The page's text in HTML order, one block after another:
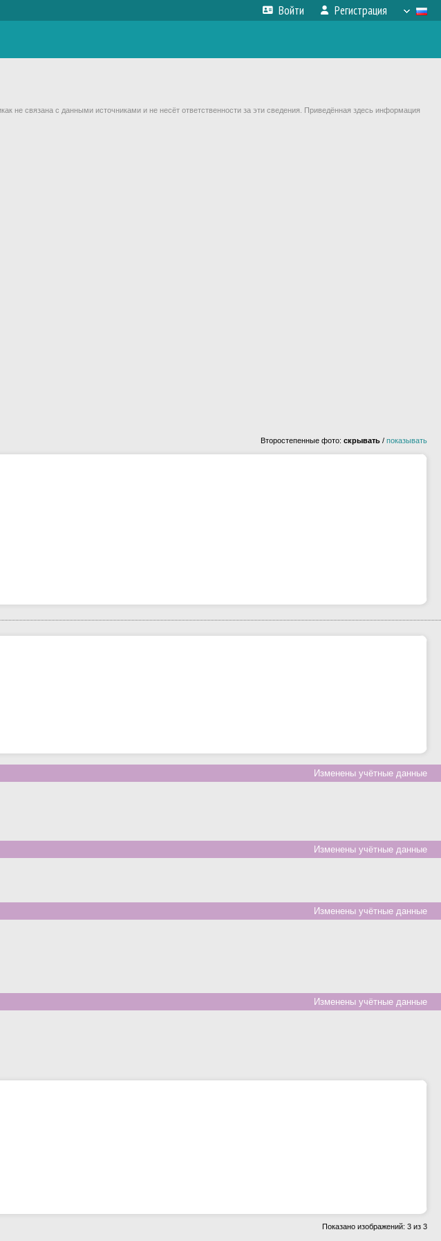
Войти Регистрация
не связана с данными источниками и не несёт ответственности за эти сведения. Приведённая здесь информация
Второстепенные фото: скрывать / показывать
Изменены учётные данные
Изменены учётные данные
Изменены учётные данные
Изменены учётные данные
Показано изображений: 3 из 3